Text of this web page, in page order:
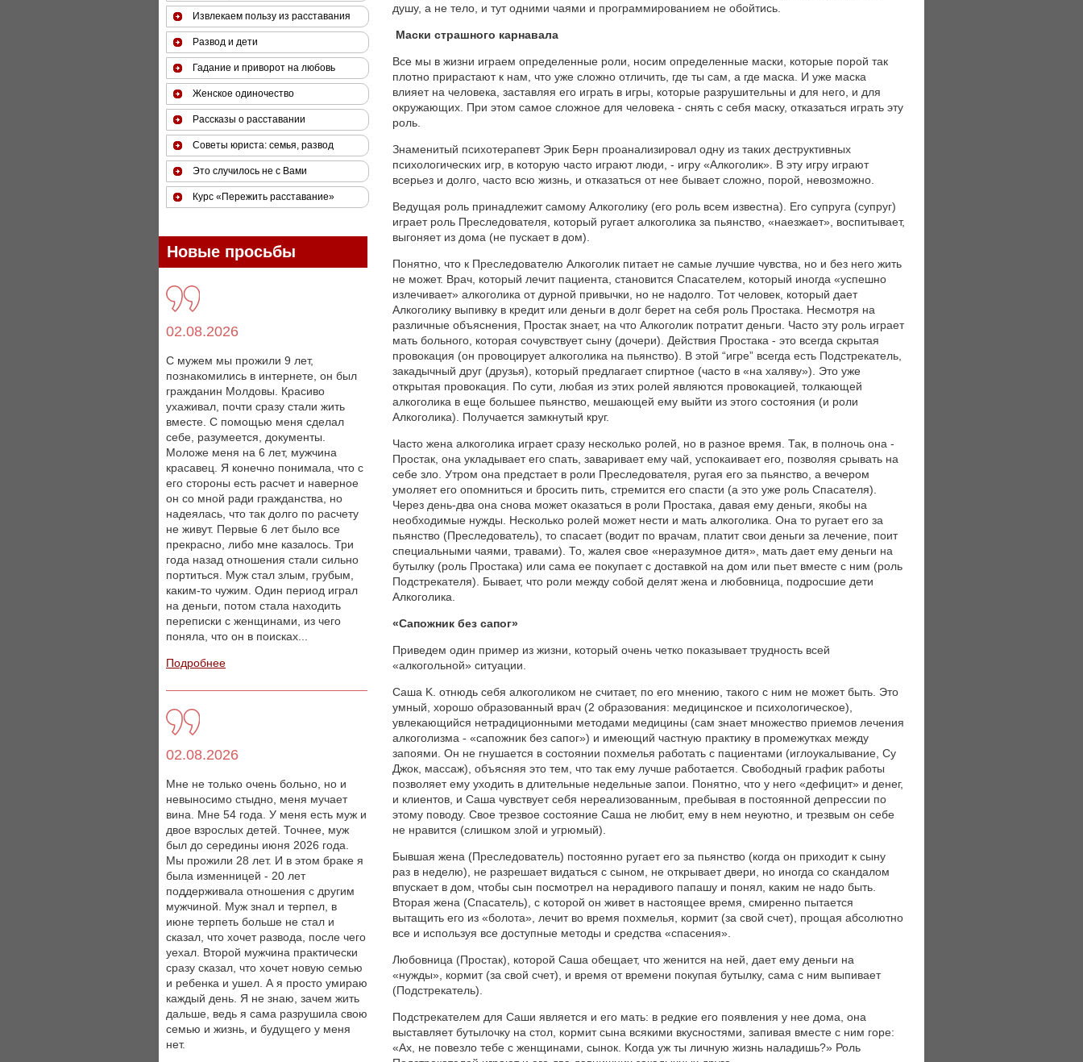
душу, а не тело, и тут одними чаями и программированием не обойтись.
Маски страшного карнавала
Все мы в жизни играем определенные роли, носим определенные маски, которые порой так
плотно прирастают к нам, что уже сложно отличить, где ты сам, а где маска. И уже маска
влияет на человека, заставляя его играть в игры, которые разрушительны и для него, и для
окружающих. При этом самое сложное для человека - снять с себя маску, отказаться играть эту
роль.
Знаменитый психотерапевт Эрик Берн проанализировал одну из таких деструктивных
психологических игр, в которую часто играют люди, - игру «Алкоголик». В эту игру играют
всерьез и долго, часто всю жизнь, и отказаться от нее бывает сложно, порой, невозможно.
Ведущая роль принадлежит самому Алкоголику (его роль всем известна). Его супруга (супруг)
играет роль Преследователя, который ругает алкоголика за пьянство, «наезжает», воспитывает,
выгоняет из дома (не пускает в дом).
Понятно, что к Преследователю Алкоголик питает не самые лучшие чувства, но и без него жить
не может. Врач, который лечит пациента, становится Спасателем, который иногда «успешно
излечивает» алкоголика от дурной привычки, но не надолго. Тот человек, который дает
Алкоголику выпивку в кредит или деньги в долг берет на себя роль Простака. Несмотря на
различные объяснения, Простак знает, на что Алкоголик потратит деньги. Часто эту роль играет
мать больного, которая сочувствует сыну (дочери). Действия Простака - это всегда скрытая
провокация (он провоцирует алкоголика на пьянство). В этой “игре” всегда есть Подстрекатель,
закадычный друг (друзья), который предлагает спиртное (часто в «на халяву»). Это уже
открытая провокация. По сути, любая из этих ролей являются провокацией, толкающей
алкоголика в еще большее пьянство, мешающей ему выйти из этого состояния (и роли
Алкоголика). Получается замкнутый круг.
Часто жена алкоголика играет сразу несколько ролей, но в разное время. Так, в полночь она -
Простак, она укладывает его спать, заваривает ему чай, успокаивает его, позволяя срывать на
себе зло. Утром она предстает в роли Преследователя, ругая его за пьянство, а вечером
умоляет его опомниться и бросить пить, стремится его спасти (а это уже роль Спасателя).
Через день-два она снова может оказаться в роли Простака, давая ему деньги, якобы на
необходимые нужды. Несколько ролей может нести и мать алкоголика. Она то ругает его за
пьянство (Преследователь), то спасает (водит по врачам, платит свои деньги за лечение, поит
специальными чаями, травами). То, жалея свое «неразумное дитя», мать дает ему деньги на
бутылку (роль Простака) или сама ее покупает с доставкой на дом или пьет вместе с ним (роль
Подстрекателя). Бывает, что роли между собой делят жена и любовница, подросшие дети
Алкоголика.
«Сапожник без сапог»
Приведем один пример из жизни, который очень четко показывает трудность всей
«алкогольной» ситуации.
Саша K. отнюдь себя алкоголиком не считает, по его мнению, такого с ним не может быть. Это
умный, хорошо образованный врач (2 образования: медицинское и психологическое),
увлекающийся нетрадиционными методами медицины (сам знает множество приемов лечения
алкоголизма - «сапожник без сапог») и имеющий частную практику в промежутках между
запоями. Он не гнушается в состоянии похмелья работать с пациентами (иглоукалывание, Су
Джок, массаж), объясняя это тем, что так ему лучше работается. Свободный график работы
позволяет ему уходить в длительные недельные запои. Понятно, что у него «дефицит» и денег,
и клиентов, и Саша чувствует себя нереализованным, пребывая в постоянной депрессии по
этому поводу. Свое трезвое состояние Саша не любит, ему в нем неуютно, и трезвым он себе
не нравится (слишком злой и угрюмый).
Бывшая жена (Преследователь) постоянно ругает его за пьянство (когда он приходит к сыну
раз в неделю), не разрешает видаться с сыном, не открывает двери, но иногда со скандалом
впускает в дом, чтобы сын посмотрел на нерадивого папашу и понял, каким не надо быть.
Вторая жена (Спасатель), с которой он живет в настоящее время, смиренно пытается
вытащить его из «болота», лечит во время похмелья, кормит (за свой счет), прощая абсолютно
все и используя все доступные методы и средства «спасения».
Любовница (Простак), которой Саша обещает, что женится на ней, дает ему деньги на
«нужды», кормит (за свой счет), и время от времени покупая бутылку, сама с ним выпивает
(Подстрекатель).
Подстрекателем для Саши является и его мать: в редкие его появления у нее дома, она
выставляет бутылочку на стол, кормит сына всякими вкусностями, запивая вместе с ним горе:
«Ах, не повезло тебе с женщинами, сынок. Kогда уж ты личную жизнь наладишь?» Роль
Извлекаем пользу из расставания
Развод и дети
Гадание и приворот на любовь
Женское одиночество
Рассказы о расставании
Советы юриста: семья, развод
Это случилось не с Вами
Курс «Пережить расставание»
Новые просьбы
02.08.2026
С мужем мы прожили 9 лет,
познакомились в интернете, он был
гражданин Молдовы. Красиво
ухаживал, почти сразу стали жить
вместе. С помощью меня сделал
себе, разумеется, документы.
Моложе меня на 6 лет, мужчина
красавец. Я конечно понимала, что с
его стороны есть расчет и наверное
он со мной ради гражданства, но
надеялась, что так долго по расчету
не живут. Первые 6 лет было все
прекрасно, либо мне казалось. Три
года назад отношения стали сильно
портиться. Муж стал злым, грубым,
каким-то чужим. Один период играл
на деньги, потом стала находить
переписки с женщинами, из чего
поняла, что он в поисках...
Подробнее
02.08.2026
Мне не только очень больно, но и
невыносимо стыдно, меня мучает
вина. Мне 54 года. У меня есть муж и
двое взрослых детей. Точнее, муж
был до середины июня 2026 года.
Мы прожили 28 лет. И в этом браке я
была изменницей - 20 лет
поддерживала отношения с другим
мужчиной. Муж знал и терпел, в
июне терпеть больше не стал и
сказал, что хочет развода, после чего
уехал. Второй мужчина практически
сразу сказал, что хочет новую семью
и ребенка и ушел. А я просто умираю
каждый день. Я не знаю, зачем жить
дальше, ведь я сама разрушила свою
семью и жизнь, и будущего у меня
нет.